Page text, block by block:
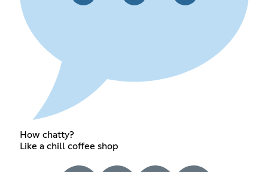
How chatty?
Like a chill coffee shop